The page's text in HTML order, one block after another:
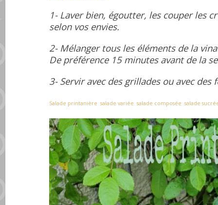
1- Laver bien, égoutter, les couper les
selon vos envies.
2- Mélanger tous les éléments de la
De préférence 15 minutes avant de la
3- Servir avec des grillades ou avec des
Salade printanière salade variée salade composée salade